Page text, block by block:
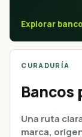
Explorar banco
CURADURÍA
Bancos
Una ruta
marca,